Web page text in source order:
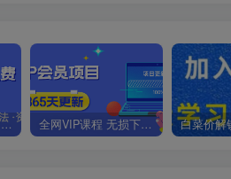
你还在到处找项目？还在当韭菜？我靠卖项目一个月收入5万+，曾经我也是个失败者。 全网VIP课程 无损下载~.~